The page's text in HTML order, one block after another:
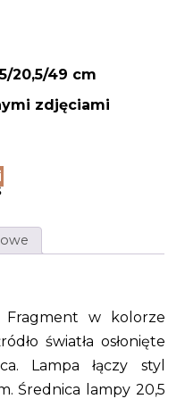
20,5/49 cm
zdjęciami
Fragment w kolorze
światła osłonięte
Lampa łączy styl
Średnica lampy 20,5